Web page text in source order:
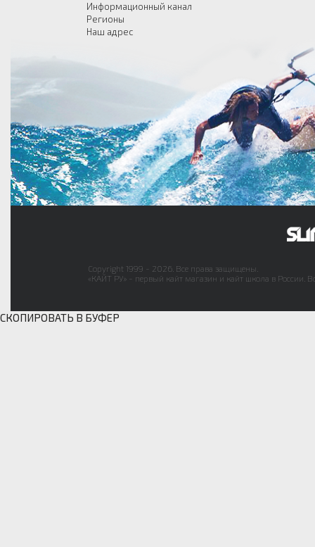
Информационный канал
Регионы
Наш адрес
Copyright 1999 - 2026. Все права защищены.
«КАЙТ РУ» - первый кайт магазин и кайт школа в России.
СКОПИРОВАТЬ В БУФЕР